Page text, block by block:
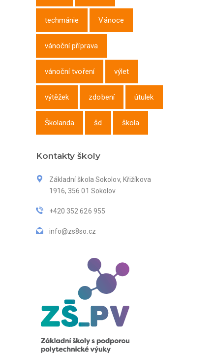
techmánie Vánoce
vánoční příprava
vánoční tvoření výlet
výtěžek zdobení útulek
Školanda šd škola
Kontakty školy
Základní škola Sokolov, Křižíkova
1916, 356 01 Sokolov
+420 352 626 955
info@zs8so.cz